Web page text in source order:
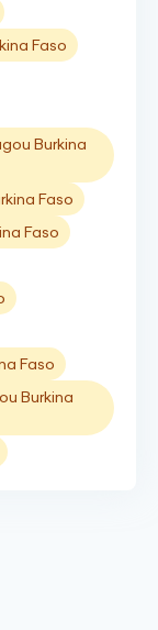
Faso
Burkina
Faso
Faso
Faso
Burkina